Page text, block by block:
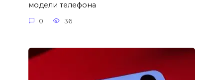
модели телефона
0 36